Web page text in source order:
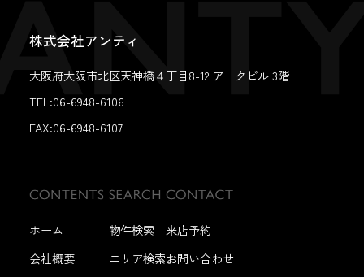
株式会社アンティ
大阪府大阪市北区天神橋４丁目8-12 アークビル 3階
TEL:06-6948-6106
FAX:06-6948-6107
ホーム
会社概要
物件検索
エリア検索
来店予約
お問い合わせ